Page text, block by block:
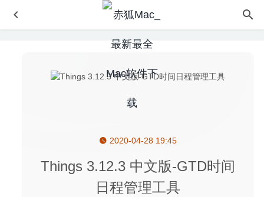
2020-04-28 19:45
Things 3.12.3 中文版-GTD时间
日程管理工具
iRingg 1.0.45 – 优秀的iPhone铃声制作工具
Affinity Photo Beta 1.8.3.177 for Mac中文版-专业级修图软
2020-03-27
Finder Windows 1.5.17-Finder浮动窗口文件查找器